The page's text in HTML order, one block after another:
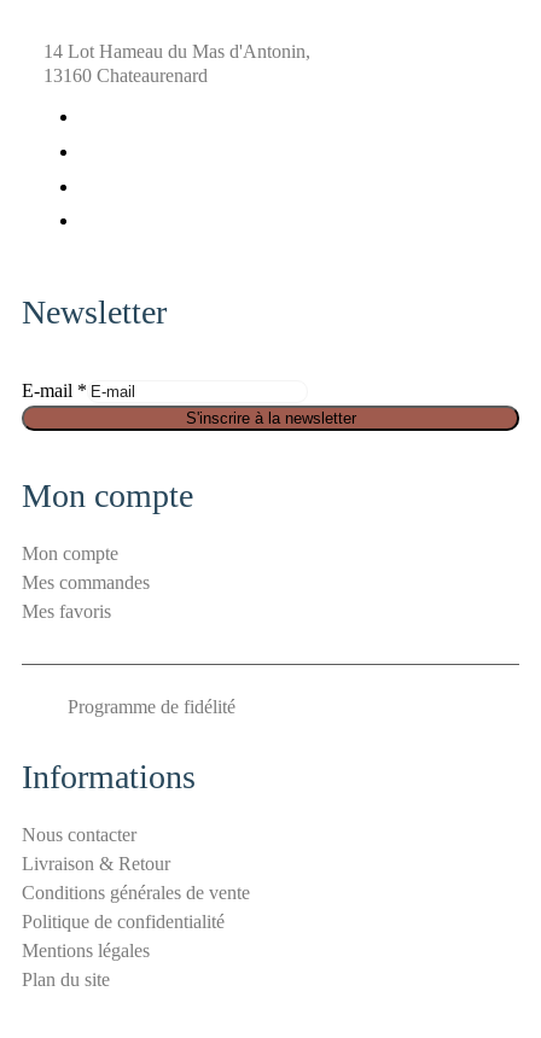
14 Lot Hameau du Mas d'Antonin,
13160 Chateaurenard
Newsletter
E-mail *
S
u
i
t
é
i
a
n
t
i
-
s
S'inscrire à la newsletter
Mon compte
Mon compte
Mes commandes
Mes favoris
Programme de fidélité
Informations
Nous contacter
Livraison & Retour
Conditions générales de vente
Politique de confidentialité
Mentions légales
Plan du site